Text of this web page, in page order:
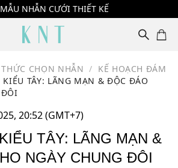
NHẪN CƯỚI THIẾT KẾ
CHỌN NHẪN / KẾ HOẠCH ĐÁM
KIỂU TÂY: LÃNG MẠN & ĐỘC ĐÁO
ĐÔI
20:52 (GMT+7)
TÂY: LÃNG MẠN &
NGÀY CHUNG ĐÔI